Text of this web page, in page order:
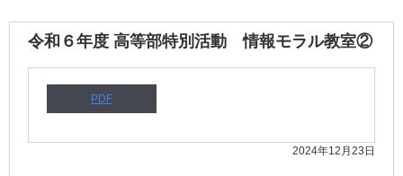
令和６年度 高等部特別活動 情報モラル教室②
PDF
2024年12月23日